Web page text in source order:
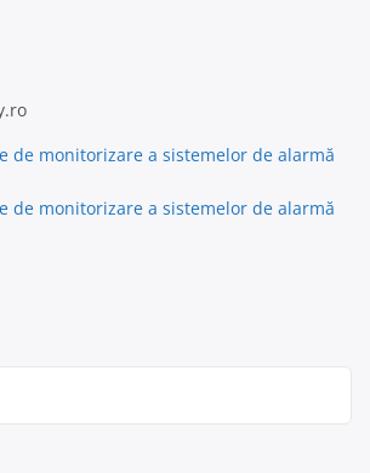
de monitorizare a sistemelor de alarmă
de monitorizare a sistemelor de alarmă